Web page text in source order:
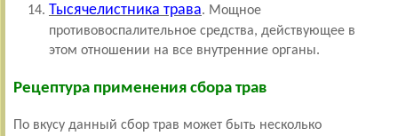
Тысячелистника трава. Мощное
противовоспалительное средства, действующее в
этом отношении на все внутренние органы.
Рецептура применения сбора трав
По вкусу данный сбор трав может быть несколько